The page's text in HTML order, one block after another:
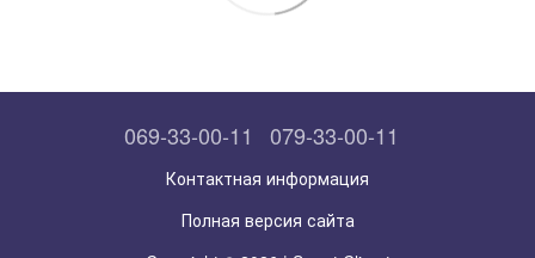
069-33-00-11 079-33-00-11
Контактная информация
Полная версия сайта